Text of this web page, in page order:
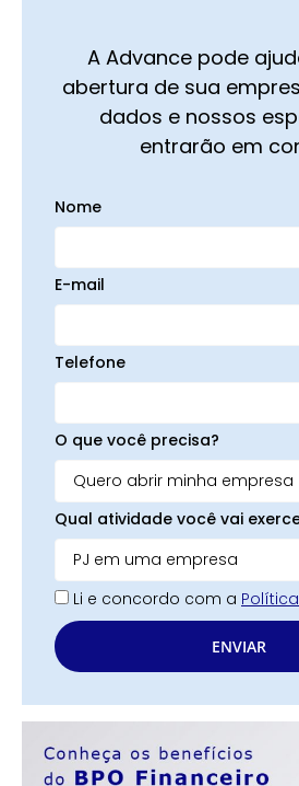
A Advance pode
abertura de sua
dados e nossos
entrarão em
Nome
E-mail
Telefone
O que você precisa?
Qual atividade você vai
Li e concordo com a
ENVIAR